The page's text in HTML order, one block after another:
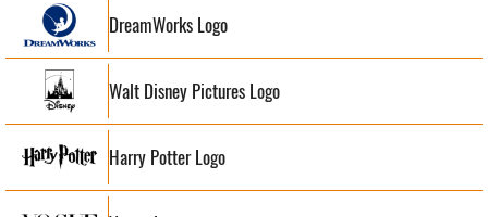
DreamWorks Logo
Walt Disney Pictures Logo
Harry Potter Logo